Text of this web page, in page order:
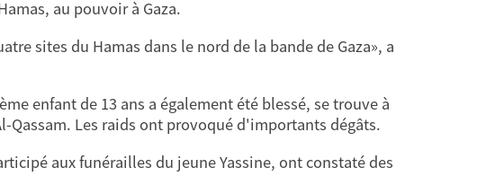
au pouvoir à Gaza.
sites du Hamas dans le nord de la bande de Gaza», a
enfant de 13 ans a également été blessé, se trouve à
Qassam. Les raids ont provoqué d'importants dégâts.
aux funérailles du jeune Yassine, ont constaté des